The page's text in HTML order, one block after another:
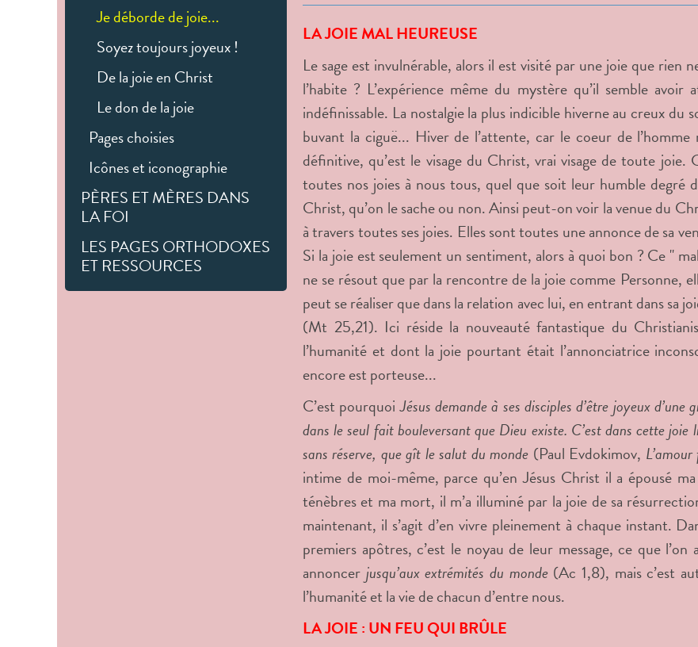
Je déborde de joie...
Soyez toujours joyeux !
De la joie en Christ
Le don de la joie
Pages choisies
Icônes et iconographie
PÈRES ET MÈRES DANS
LA FOI
LES PAGES ORTHODOXES
ET RESSOURCES
LA JOIE MAL HEUREUSE
Le sage est invulnérable, alors il est visité par une joie que
l’habite ? L’expérience même du mystère qu’il semble
indéfinissable. La nostalgie la plus indicible hiverne au creux
buvant la ciguë... Hiver de l’attente, car le coeur de
définitive, qu’est le visage du Christ, vrai visage de toute joie.
toutes nos joies à nous tous, quel que soit leur humble degré
Christ, qu’on le sache ou non. Ainsi peut-on voir la venue du
à travers toutes ses joies. Elles sont toutes une annonce de sa
Si la joie est seulement un sentiment, alors à quoi bon ? Ce "
ne se résout que par la rencontre de la joie comme Personne,
peut se réaliser que dans la relation avec lui, en entrant dans sa
(Mt 25,21). Ici réside la nouveauté fantastique du
l’humanité et dont la joie pourtant était l’annonciatrice
encore est porteuse...
C’est pourquoiJésus demande à ses disciples d’être joyeux
dans le seul fait bouleversant que Dieu existe. C’est dans cette
sans réserve, que gît le salut du monde (Paul Evdokimov,
intime de moi-même, parce qu’en Jésus Christ il a épousé
ténèbres et ma mort, il m’a illuminé par la joie de sa
maintenant, il s’agit d’en vivre pleinement à chaque instant.
premiers apôtres, c’est le noyau de leur message, ce que
annoncer jusqu’aux extrémités du monde(Ac 1,8), mais c’est
l’humanité et la vie de chacun d’entre nous.
LA JOIE : UN FEU QUI BRÛLE